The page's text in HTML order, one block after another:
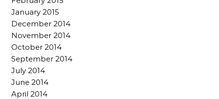
January 2015
December 2014
November 2014
October 2014
September 2014
July 2014
June 2014
April 2014